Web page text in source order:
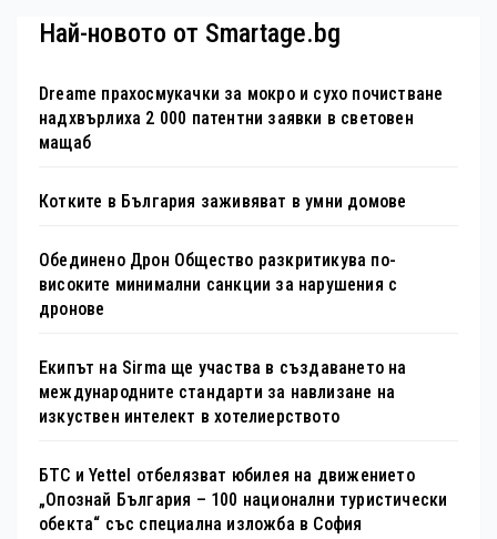
Най-новото от Smartage.bg
Dreame прахосмукачки за мокро и сухо почистване
надхвърлиха 2 000 патентни заявки в световен
мащаб
Котките в България заживяват в умни домове
Обединено Дрон Общество разкритикува по-
високите минимални санкции за нарушения с
дронове
Екипът на Sirma ще участва в създаването на
международните стандарти за навлизане на
изкуствен интелект в хотелиерството
БТС и Yettel отбелязват юбилея на движението
„Опознай България – 100 национални туристически
обекта“ със специална изложба в София